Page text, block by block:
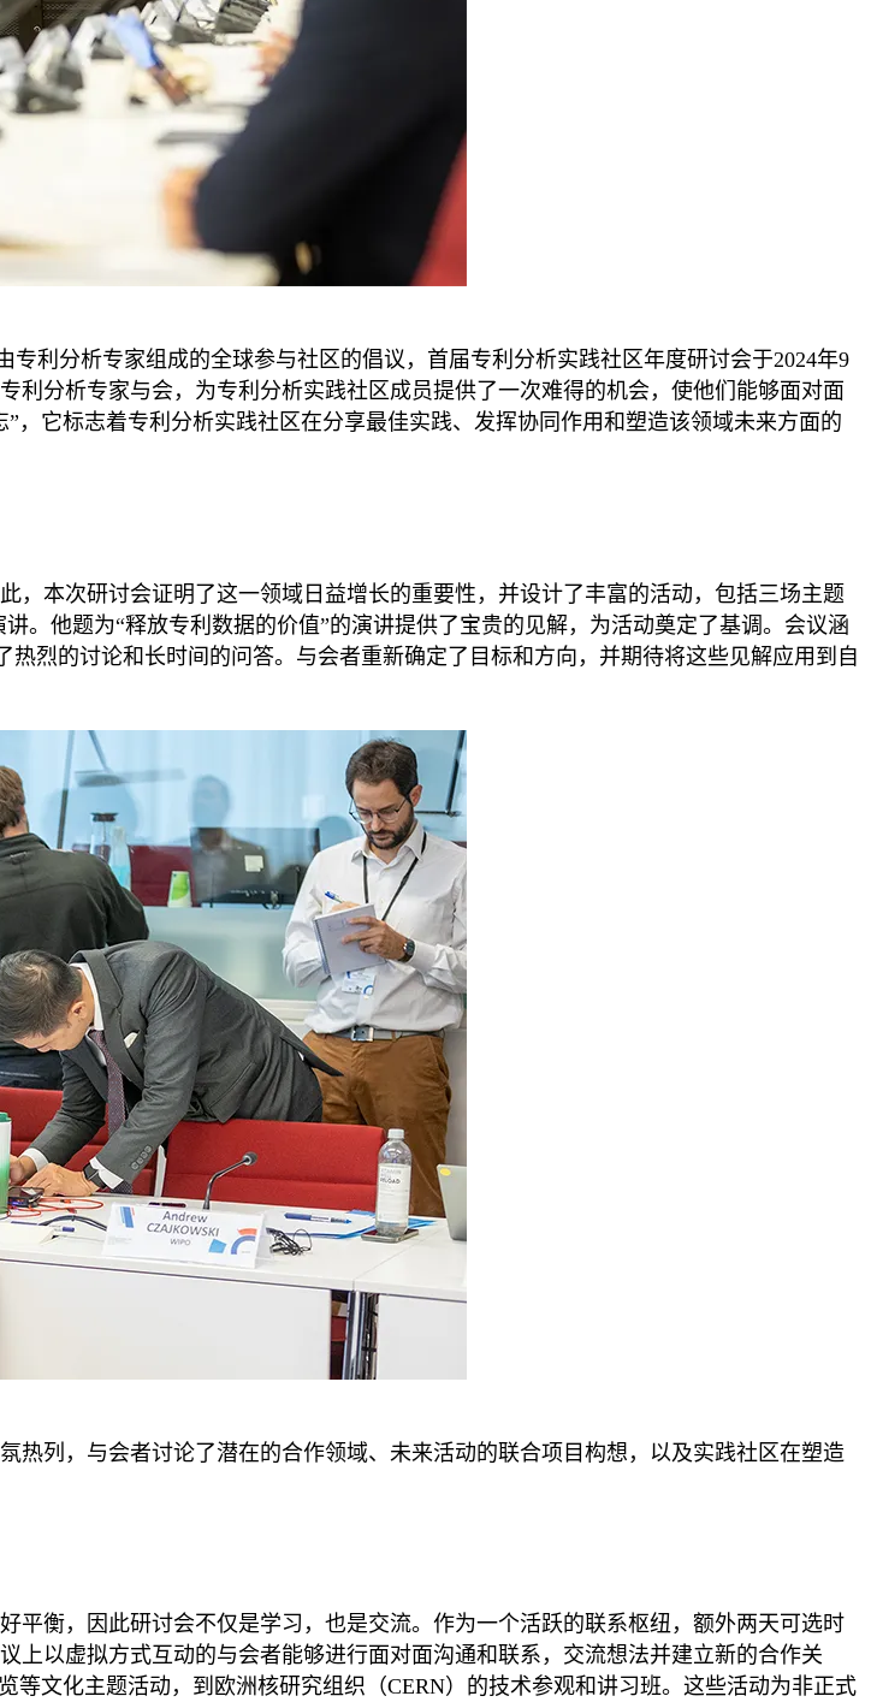
利分析专家组成的全球参与社区的倡议，首届专利分析实践社区年度研讨会于2024年9
利分析专家与会，为专利分析实践社区成员提供了一次难得的机会，使他们能够面对面
它标志着专利分析实践社区在分享最佳实践、发挥协同作用和塑造该领域未来方面的
本次研讨会证明了这一领域日益增长的重要性，并设计了丰富的活动，包括三场主题
。他题为“释放专利数据的价值”的演讲提供了宝贵的见解，为活动奠定了基调。会议涵
烈的讨论和长时间的问答。与会者重新确定了目标和方向，并期待将这些见解应用到自
列，与会者讨论了潜在的合作领域、未来活动的联合项目构想，以及实践社区在塑造
衡，因此研讨会不仅是学习，也是交流。作为一个活跃的联系枢纽，额外两天可选时
以虚拟方式互动的与会者能够进行面对面沟通和联系，交流想法并建立新的合作关
文化主题活动，到欧洲核研究组织（CERN）的技术参观和讲习班。这些活动为非正式